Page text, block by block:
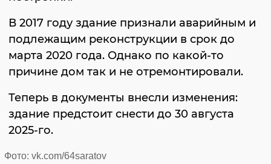
В 2017 году здание признали аварийным и
подлежащим реконструкции в срок до
марта 2020 года. Однако по какой-то
причине дом так и не отремонтировали.
Теперь в документы внесли изменения:
здание предстоит снести до 30 августа
2025-го.
Фото: vk.com/64saratov